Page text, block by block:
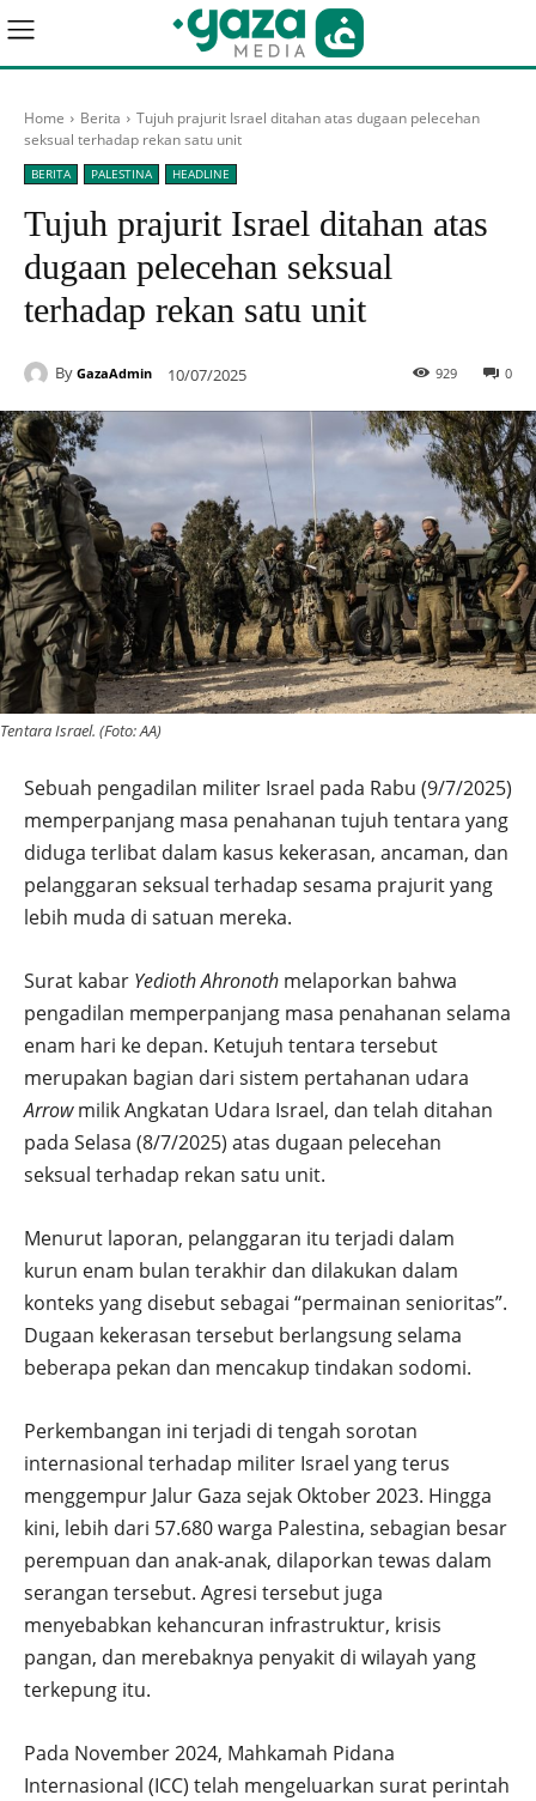
Home Berita
Tujuh prajurit Israel ditahan atas dugaan pelecehan
seksual terhadap rekan satu unit
BERITA PALESTINA HEADLINE
Tujuh prajurit Israel ditahan atas
dugaan pelecehan seksual
terhadap rekan satu unit
By GazaAdmin 10/07/2025 0
929
Tentara Israel. (Foto: AA)
Sebuah pengadilan militer Israel pada Rabu (9/7/2025)
memperpanjang masa penahanan tujuh tentara yang
diduga terlibat dalam kasus kekerasan, ancaman, dan
pelanggaran seksual terhadap sesama prajurit yang
lebih muda di satuan mereka.
Surat kabar Yedioth Ahronoth melaporkan bahwa
pengadilan memperpanjang masa penahanan selama
enam hari ke depan. Ketujuh tentara tersebut
merupakan bagian dari sistem pertahanan udara
Arrowmilik Angkatan Udara Israel, dan telah ditahan
pada Selasa (8/7/2025) atas dugaan pelecehan
seksual terhadap rekan satu unit.
Menurut laporan, pelanggaran itu terjadi dalam
kurun enam bulan terakhir dan dilakukan dalam
konteks yang disebut sebagai “permainan senioritas”.
Dugaan kekerasan tersebut berlangsung selama
beberapa pekan dan mencakup tindakan sodomi.
Perkembangan ini terjadi di tengah sorotan
internasional terhadap militer Israel yang terus
menggempur Jalur Gaza sejak Oktober 2023. Hingga
kini, lebih dari 57.680 warga Palestina, sebagian besar
perempuan dan anak-anak, dilaporkan tewas dalam
serangan tersebut. Agresi tersebut juga
menyebabkan kehancuran infrastruktur, krisis
pangan, dan merebaknya penyakit di wilayah yang
terkepung itu.
Pada November 2024, Mahkamah Pidana
Internasional (ICC) telah mengeluarkan surat perintah